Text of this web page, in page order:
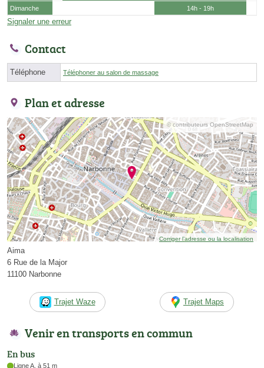
Dimanche
14h - 19h
Signaler une erreur
Contact
Téléphone Téléphoner au salon de massage
Plan et adresse
© contributeurs OpenStreetMap
Corriger l’adresse ou la localisation
Aima
6 Rue de la Major
11100 Narbonne
Trajet Waze Trajet Maps
Venir en transports en commun
En bus
Ligne A, à 51 m